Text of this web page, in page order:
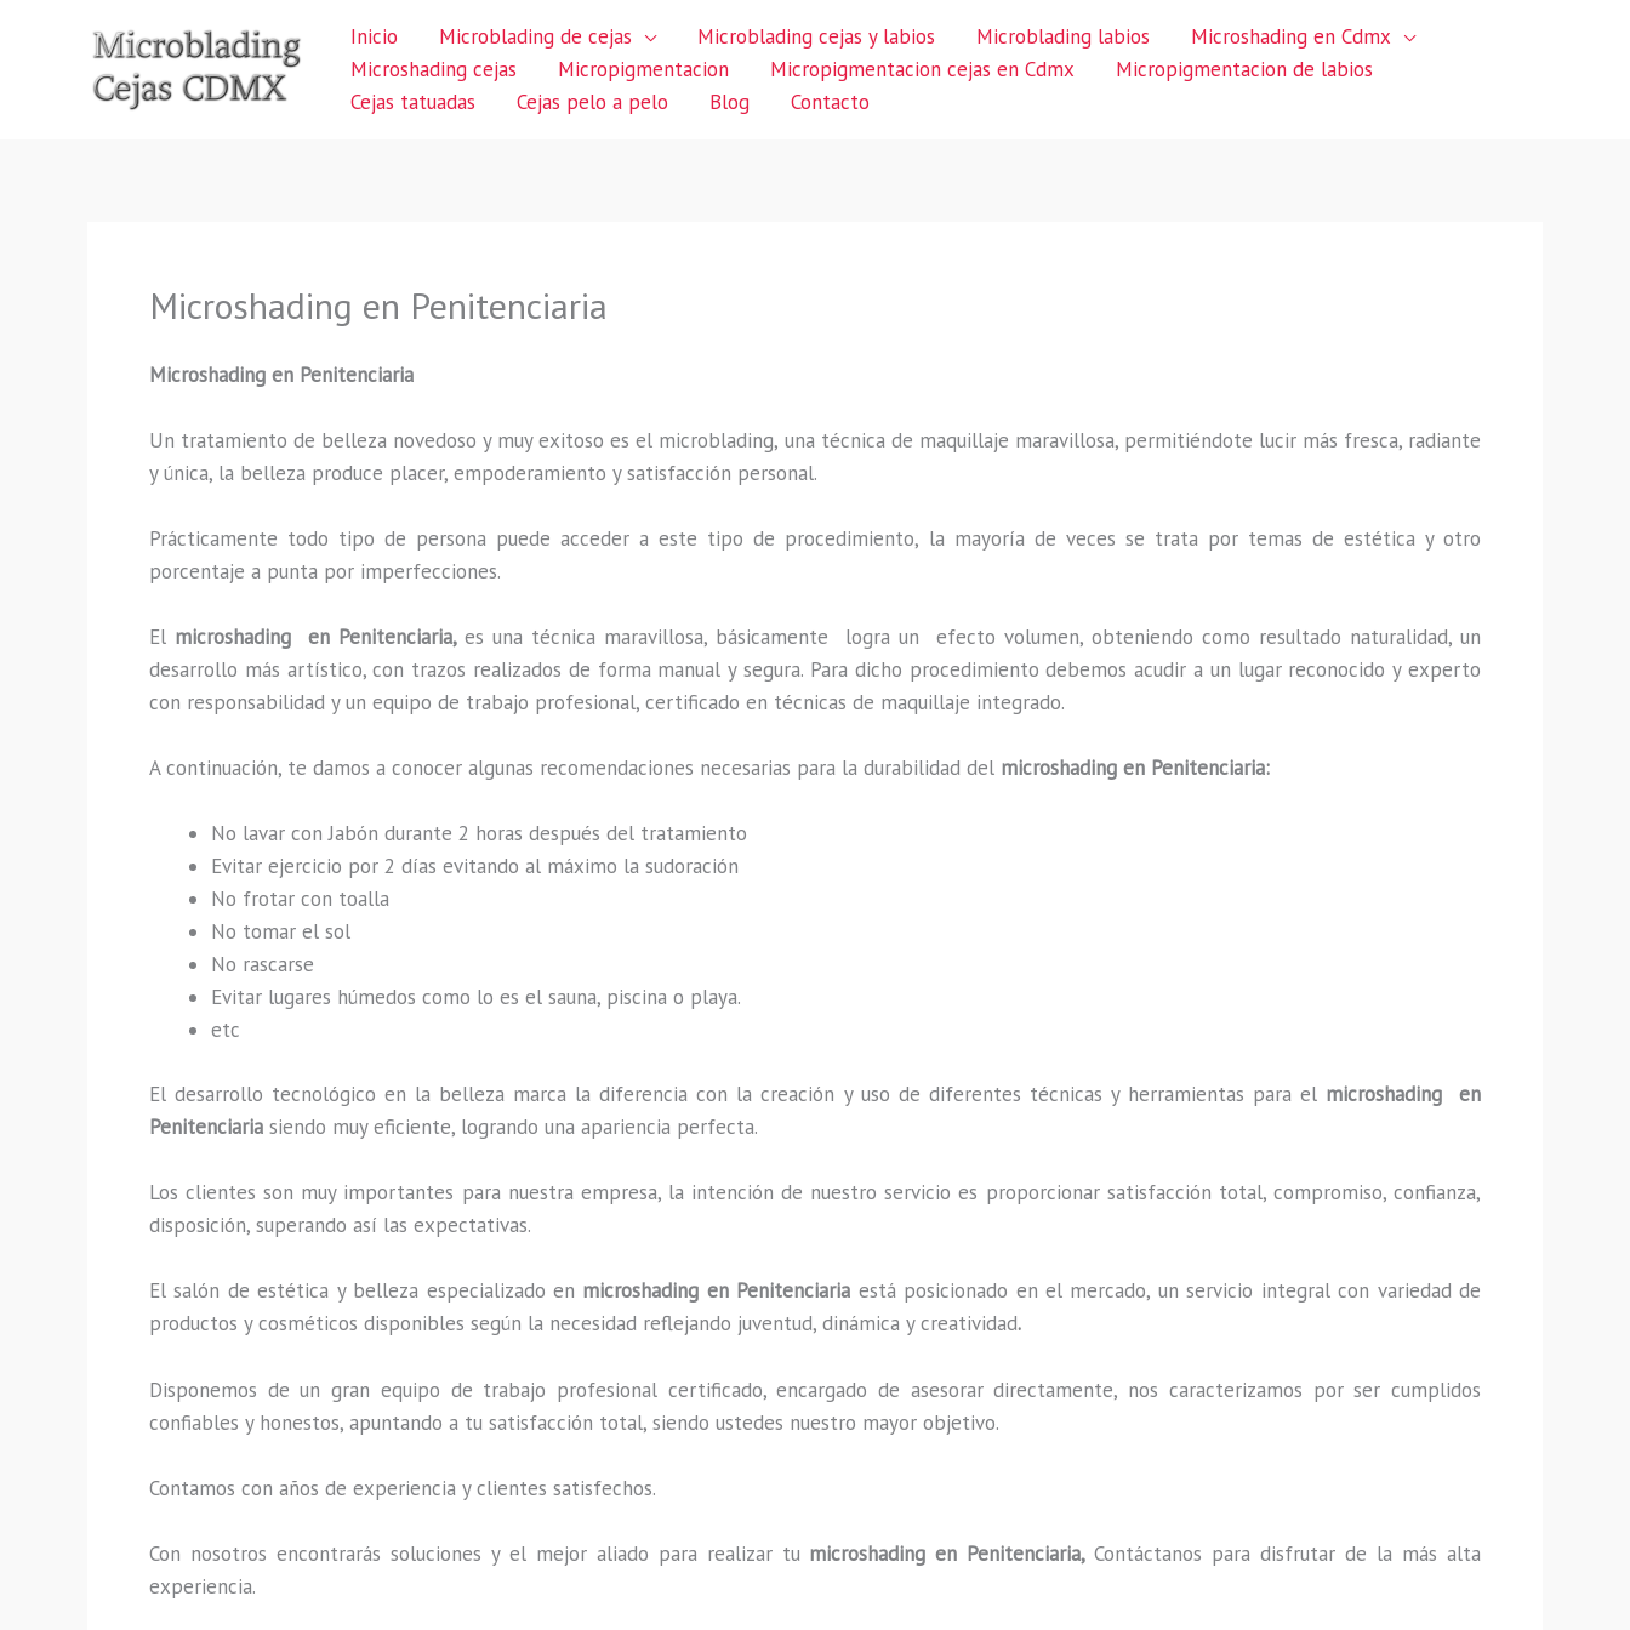
Inicio Microblading de cejas Microblading cejas y labios Microblading labios
Microshading en Cdmx
Microshading cejas
Micropigmentacion Micropigmentacion cejas en Cdmx
Micropigmentacion de labios
Cejas tatuadas
Cejas pelo a pelo Blog Contacto
Microshading en Penitenciaria
Microshading en Penitenciaria
Un tratamiento de belleza novedoso y muy exitoso es el microblading, una técnica de maquillaje maravillosa, permitiéndote lucir más fresca, radiante
y única, la belleza produce placer, empoderamiento y satisfacción personal.
Prácticamente todo tipo de persona puede acceder a este tipo de procedimiento, la mayoría de veces se trata por temas de estética y otro
porcentaje a punta por imperfecciones.
El microshading en Penitenciaria, es una técnica maravillosa, básicamente
logra un efecto volumen, obteniendo como resultado naturalidad, un
desarrollo más artístico, con trazos realizados de forma manual y segura. Para dicho procedimiento debemos acudir a un lugar reconocido y experto
con responsabilidad y un equipo de trabajo profesional, certificado en técnicas de maquillaje integrado.
A continuación, te damos a conocer algunas recomendaciones necesarias para la durabilidad del microshading en Penitenciaria:
No lavar con Jabón durante 2 horas después del tratamiento
Evitar ejercicio por 2 días evitando al máximo la sudoración
No frotar con toalla
No tomar el sol
No rascarse
Evitar lugares húmedos como lo es el sauna, piscina o playa.
etc
El desarrollo tecnológico en la belleza marca la diferencia con la creación y uso de diferentes técnicas y herramientas para el microshading en
Penitenciaria siendo muy eficiente, logrando una apariencia perfecta.
Los clientes son muy importantes para nuestra empresa, la intención de nuestro servicio es proporcionar satisfacción total, compromiso, confianza,
disposición, superando así las expectativas.
El salón de estética y belleza especializado en microshading en Penitenciaria está posicionado en el mercado, un servicio integral con variedad de
productos y cosméticos disponibles según la necesidad reflejando juventud, dinámica y creatividad.
Disponemos de un gran equipo de trabajo profesional certificado, encargado de asesorar directamente, nos caracterizamos por ser cumplidos
confiables y honestos, apuntando a tu satisfacción total, siendo ustedes nuestro mayor objetivo.
Contamos con años de experiencia y clientes satisfechos.
Con nosotros encontrarás soluciones y el mejor aliado para realizar tu microshading en Penitenciaria,Contáctanos para disfrutar de la más alta
experiencia.